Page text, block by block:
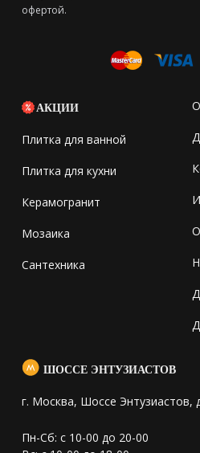
офертой.
АКЦИИ
Плитка для ванной
Плитка для кухни
Керамогранит
Мозаика
Сантехника
ШОССЕ ЭНТУЗИАСТОВ
г. Москва, Шоссе Энтузиастов,
Пн-Сб: с 10-00 до 20-00